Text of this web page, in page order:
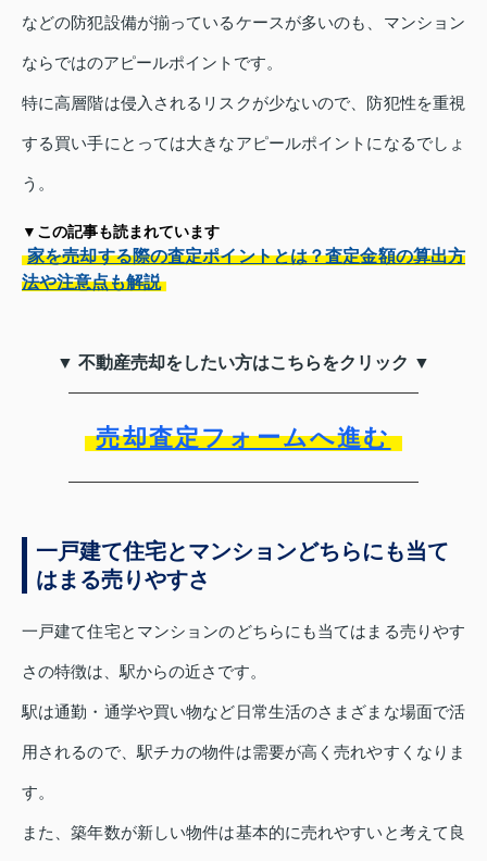
などの防犯設備が揃っているケースが多いのも、マンション
ならではのアピールポイントです。
特に高層階は侵入されるリスクが少ないので、防犯性を重視
する買い手にとっては大きなアピールポイントになるでしょ
う。
▼この記事も読まれています
家を売却する際の査定ポイントとは？査定金額の算出方
法や注意点も解説
▼ 不動産売却をしたい方はこちらをクリック ▼
売却査定フォームへ進む
一戸建て住宅とマンションどちらにも当て
はまる売りやすさ
一戸建て住宅とマンションのどちらにも当てはまる売りやす
さの特徴は、駅からの近さです。
駅は通勤・通学や買い物など日常生活のさまざまな場面で活
用されるので、駅チカの物件は需要が高く売れやすくなりま
す。
また、築年数が新しい物件は基本的に売れやすいと考えて良